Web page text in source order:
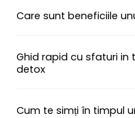
Care sunt beneficiile
Ghid rapid cu sfaturi in
detox
Cum te simți în timpul